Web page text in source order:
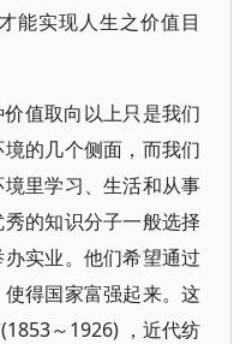
能实现人生之价值目
值取向以上只是我们
的几个侧面，而我们
里学习、生活和从事
的知识分子一般选择
实业。他们希望通过
得国家富强起来。这
～1926) ，近代纺